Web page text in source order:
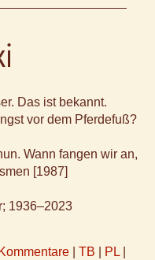
Das ist bekannt.
vor dem Pferdefuß?
Wann fangen wir an,
[1987]
1936–2023
Kommentare TB PL